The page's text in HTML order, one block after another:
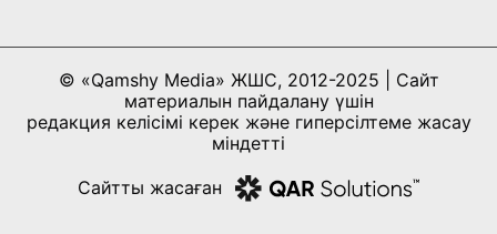
17:49, 13 Шілде 2026
«Таза Қазақстан» аясында Шалкөдеде 7
тоннаға жуық қоқыс жиналды: Райымбек
мәдениеттің үлгісін көрсетті
© «Qamshy Media» ЖШС, 2012-2025 | Сайт
материалын пайдалану үшін
редакция келісімі керек және гиперсілтеме жасау
міндетті
Сайтты жасаған